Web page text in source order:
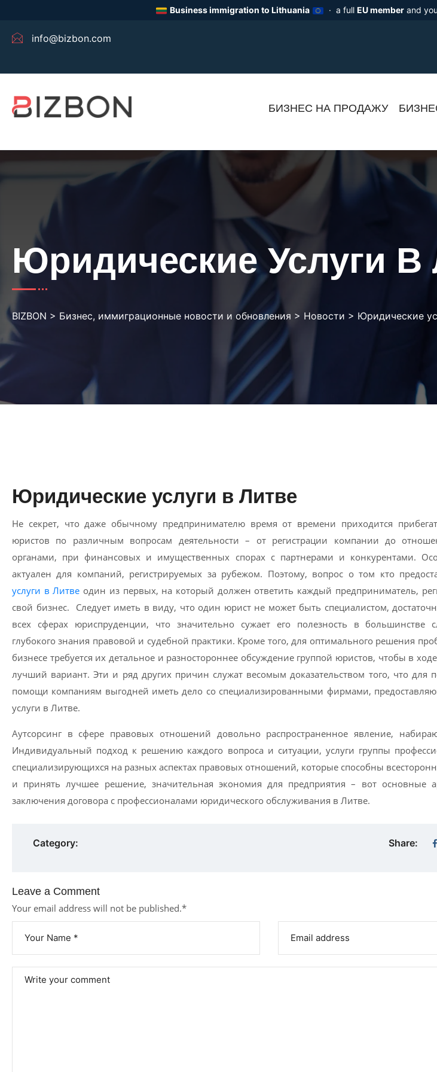
Business immigration to Lithuania · a full EU memberand
info@bizbon.com
БИЗНЕС НА ПРОДАЖУ
Юридические Услуги В
BIZBON > Бизнес, иммиграционные новости и обновления > Новости > Юридические
Юридические услуги в Литве
Не секрет, что даже обычному предпринимателю время от времени приходится
юристов по различным вопросам деятельности – от регистрации компании до
органами, при финансовых и имущественных спорах с партнерами и конкурентами.
актуален для компаний, регистрируемых за рубежом. Поэтому, вопрос о том кто
услуги в Литве один из первых, на который должен ответить каждый предприниматель,
свой бизнес. Следует иметь в виду, что один юрист не может быть специалистом,
всех сферах юриcпруденции, что значительно сужает его полезность в большинстве
глубокого знания правовой и судебной практики. Кроме того, для оптимального решения
бизнесе требуется их детальное и разностороннее обсуждение группой юристов, чтобы в
лучший вариант. Эти и ряд других причин служат весомым доказательством того, что для
помощи компаниям выгодней иметь дело со специализированными фирмами,
услуги в Литве.
Аутсорсинг в сфере правовых отношений довольно распространенное явление,
Индивидуальный подход к решению каждого вопроса и ситуации, услуги группы
специализирующихся на разных аспектах правовых отношений, которые способны
и принять лучшее решение, значительная экономия для предприятия – вот основные
заключения договора с профессионалами юридического обслуживания в Литве.
Category: Share:
Leave a Comment
Your email address will not be published.*